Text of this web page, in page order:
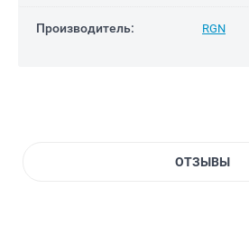
Производитель: RGN
ОТЗЫВЫ